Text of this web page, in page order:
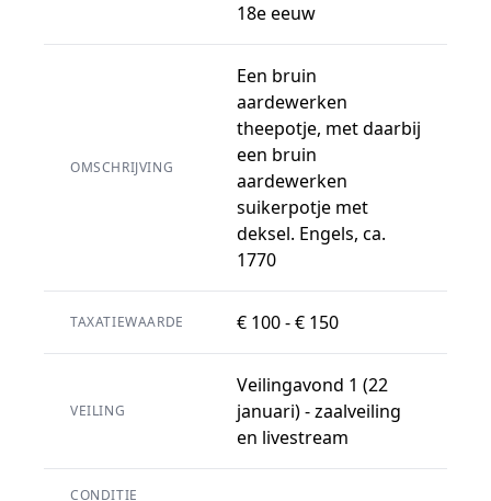
18e eeuw
OMSCHRIJVING
Een bruin
aardewerken
theepotje, met daarbij
een bruin
aardewerken
suikerpotje met
deksel. Engels, ca.
1770
TAXATIEWAARDE € 100 - € 150
VEILING
Veilingavond 1 (22
januari) - zaalveiling
en livestream
CONDITIE